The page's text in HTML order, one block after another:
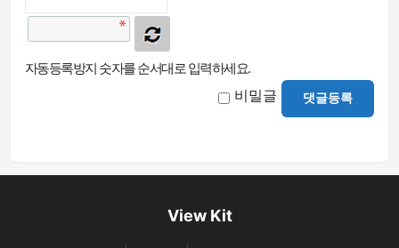
자동등록방지 숫자를 순서대로 입력하세요.
비밀글 댓글등록
View Kit